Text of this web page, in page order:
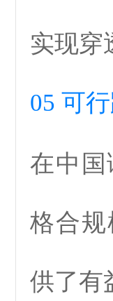
实现穿
05 可
在中国
格合
供了有